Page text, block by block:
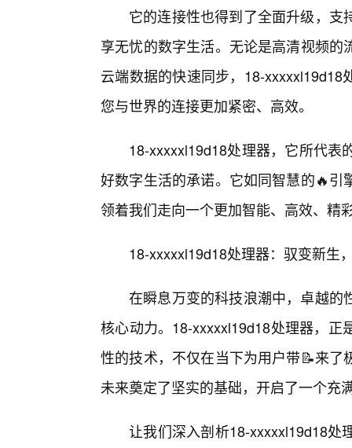
它的连接性也得到了全面升级，
享无忧的数字生活。无论是高清视频
云端数据的快速同步，18-
您与世界的连接更加紧密、高效。
18-xxxxxl19d18处理器，它所代表
好数字生活的承诺。它如同智慧的🔥
领着我们走向一个更加智能、高效、精
18-xxxxxl19d18处理器：驭变新生
在瞬息万变的科技浪潮中，卓越的
核心动力。18-xxxxxl19d18处理器，
性的技术，不仅在当下为用户带📝来
未来奠定了坚实的基础，开启了一个充
让我们深入剖析18-xxxxxl19d18处